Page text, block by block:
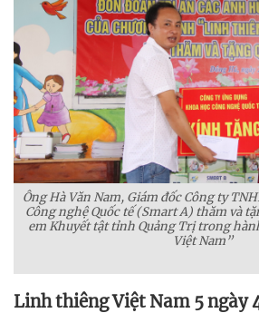
Ông Hà Văn Nam, Giám đốc Công ty
Công nghệ Quốc tế (Smart A) thăm và
em Khuyết tật tỉnh Quảng Trị trong
Việt Nam”
Linh thiêng Việt Nam 5 ngày